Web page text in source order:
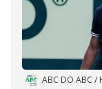
ABC DO ABC /